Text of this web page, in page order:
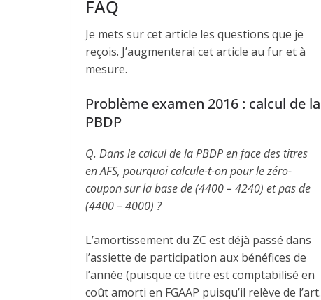
FAQ
Je mets sur cet article les questions que je
reçois. J’augmenterai cet article au fur et à
mesure.
Problème examen 2016 : calcul de la
PBDP
Q. Dans le calcul de la PBDP en face des titres
en AFS, pourquoi calcule-t-on pour le zéro-
coupon sur la base de (4400 – 4240) et pas de
(4400 – 4000) ?
L’amortissement du ZC est déjà passé dans
l’assiette de participation aux bénéfices de
l’année (puisque ce titre est comptabilisé en
coût amorti en FGAAP puisqu’il relève de l’art.